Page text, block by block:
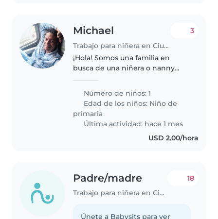
Michael
Trabajo para niñera en Ciudad de Colón
3
¡Hola! Somos una familia en
busca de una niñera o nanny
juguetón/a. Necesitamos a
alguien cómodo/a con cocinar,
tareas..
Número de niños: 1
Edad de los niños: Niño de
primaria
Última actividad: hace 1 mes
USD 2.00/hora
Padre/madre
Trabajo para niñera en Ciudad de Colón
18
Únete a Babysits para ver